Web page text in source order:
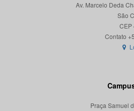
Av. Marcelo Deda
São
CEP
Praça Samuel